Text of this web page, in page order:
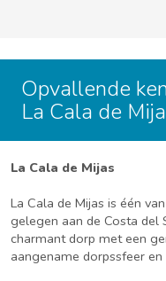
Opvallende
La Cala de
La Cala de Mijas
La Cala de Mijas is één
gelegen aan de Costa del
charmant dorp met een
aangename dorpssfeer